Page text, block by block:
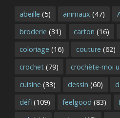
abeille (5) animaux (47)
broderie (31) carton (16)
coloriage (16) couture (62)
crochet (79) crochète-moi
cuisine (33) dessin (60)
défi (109) feelgood (83)